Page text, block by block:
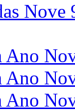
Nove
Ano
Ano
Ano